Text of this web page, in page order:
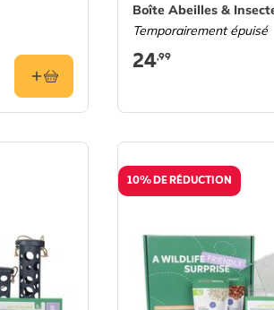
Boîte Abeilles &
Temporairement épuisé
24,99
10% DE RÉDUCTION